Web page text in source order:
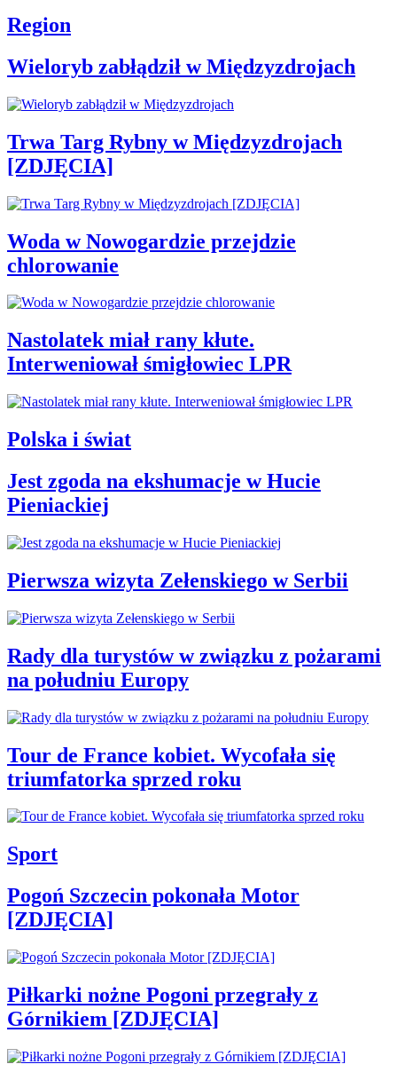
Region
Wieloryb zabłądził w Międzyzdrojach
Trwa Targ Rybny w Międzyzdrojach
[ZDJĘCIA]
Woda w Nowogardzie przejdzie
chlorowanie
Nastolatek miał rany kłute.
Interweniował śmigłowiec LPR
Polska i świat
Jest zgoda na ekshumacje w Hucie
Pieniackiej
Pierwsza wizyta Zełenskiego w Serbii
Rady dla turystów w związku z pożarami
na południu Europy
Tour de France kobiet. Wycofała się
triumfatorka sprzed roku
Sport
Pogoń Szczecin pokonała Motor
[ZDJĘCIA]
Piłkarki nożne Pogoni przegrały z
Górnikiem [ZDJĘCIA]